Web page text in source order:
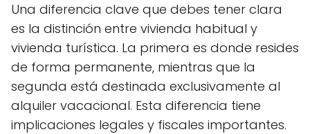
Una diferencia clave que debes tener clara
es la distinción entre vivienda habitual y
vivienda turística. La primera es donde resides
de forma permanente, mientras que la
segunda está destinada exclusivamente al
alquiler vacacional. Esta diferencia tiene
implicaciones legales y fiscales importantes.